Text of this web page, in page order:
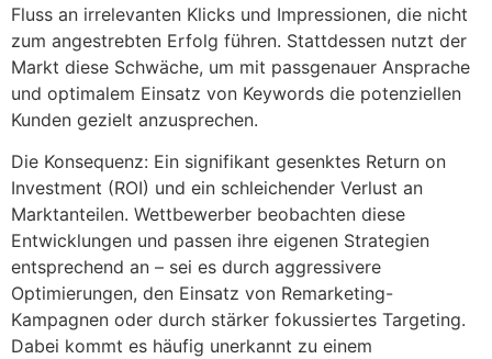
Fluss an irrelevanten Klicks und Impressionen, die nicht
zum angestrebten Erfolg führen. Stattdessen nutzt der
Markt diese Schwäche, um mit passgenauer Ansprache
und optimalem Einsatz von Keywords die potenziellen
Kunden gezielt anzusprechen.
Die Konsequenz: Ein signifikant gesenktes Return on
Investment (ROI) und ein schleichender Verlust an
Marktanteilen. Wettbewerber beobachten diese
Entwicklungen und passen ihre eigenen Strategien
entsprechend an – sei es durch aggressivere
Optimierungen, den Einsatz von Remarketing-
Kampagnen oder durch stärker fokussiertes Targeting.
Dabei kommt es häufig unerkannt zu einem